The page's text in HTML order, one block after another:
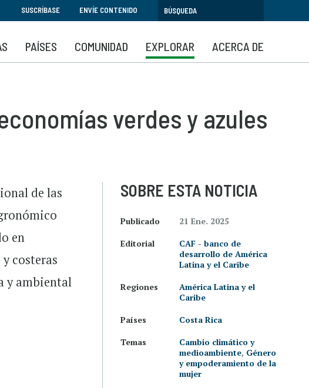
SUSCRÍBASE ENVÍE CONTENIDO
PAÍSES COMUNIDAD EXPLORAR ACERCA DE
verdes y azules
de las
en
costeras
y ambiental
SOBRE ESTA NOTICIA
Publicado
21 Ene. 2025
Editorial
CAF - banco de
desarrollo de América
Latina y el Caribe
Regiones
América Latina y el
Caribe
Países
Costa Rica
Temas
Cambio climático y
medioambiente, Género
y empoderamiento de la
mujer